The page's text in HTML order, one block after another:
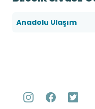
Anadolu Ulaşım